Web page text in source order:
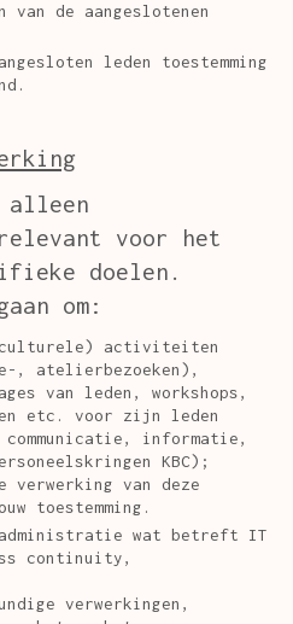
van de aangeslotenen
leden toestemming
alleen
relevant voor het
doelen.
om:
activiteiten
, atelierbezoeken),
van leden, workshops,
etc. voor zijn leden
informatie,
KBC);
verwerking van deze
toestemming.
wat betreft IT
continuity,
verwerkingen,